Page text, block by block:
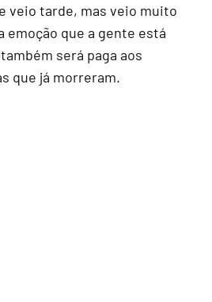
veio tarde, mas veio muito
emoção que a gente está
será paga aos
que já morreram.